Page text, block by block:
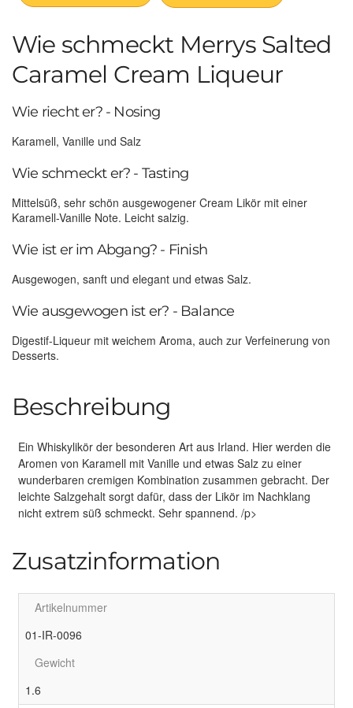
Wie schmeckt Merrys Salted
Caramel Cream Liqueur
Wie riecht er? - Nosing
Karamell, Vanille und Salz
Wie schmeckt er? - Tasting
Mittelsüß, sehr schön ausgewogener Cream Likör mit einer
Karamell-Vanille Note. Leicht salzig.
Wie ist er im Abgang? - Finish
Ausgewogen, sanft und elegant und etwas Salz.
Wie ausgewogen ist er? - Balance
Digestif-Liqueur mit weichem Aroma, auch zur Verfeinerung von
Desserts.
Beschreibung
Ein Whiskylikör der besonderen Art aus Irland. Hier werden die
Aromen von Karamell mit Vanille und etwas Salz zu einer
wunderbaren cremigen Kombination zusammen gebracht. Der
leichte Salzgehalt sorgt dafür, dass der Likör im Nachklang
nicht extrem süß schmeckt. Sehr spannend. /p>
Zusatzinformation
Artikelnummer
01-IR-0096
Gewicht
1.6